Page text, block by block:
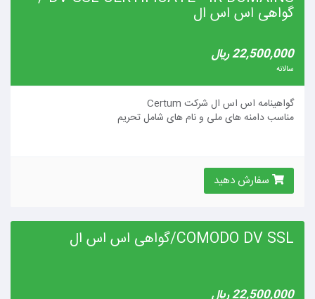
گواهی اس اس ال
22,500,000 ریال
سالانه
گواهینامه اس اس ال شرکت Certum
مناسب دامنه های ملی و نام های شامل تحریم
سفارش دهید
COMODO DV SSL/گواهی اس اس ال
22,500,000 ریال